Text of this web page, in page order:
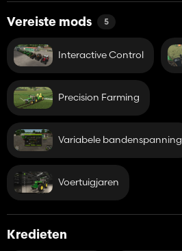
-Precisielandbouw
-Interactieve bediening
Vereiste mods 5
Interactive Control
Precision Farming
Variabele bandenspanning
Voertuigjaren
Kredieten